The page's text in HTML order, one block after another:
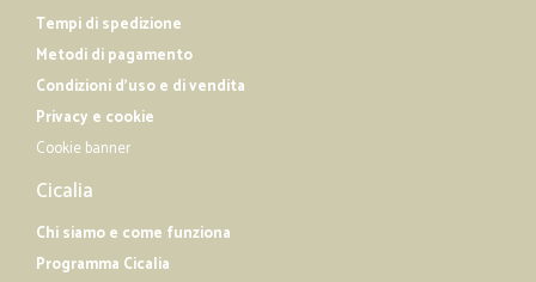
Tempi di spedizione
Metodi di pagamento
Condizioni d'uso e di vendita
Privacy e cookie
Cookie banner
Cicalia
Chi siamo e come funziona
Programma Cicalia